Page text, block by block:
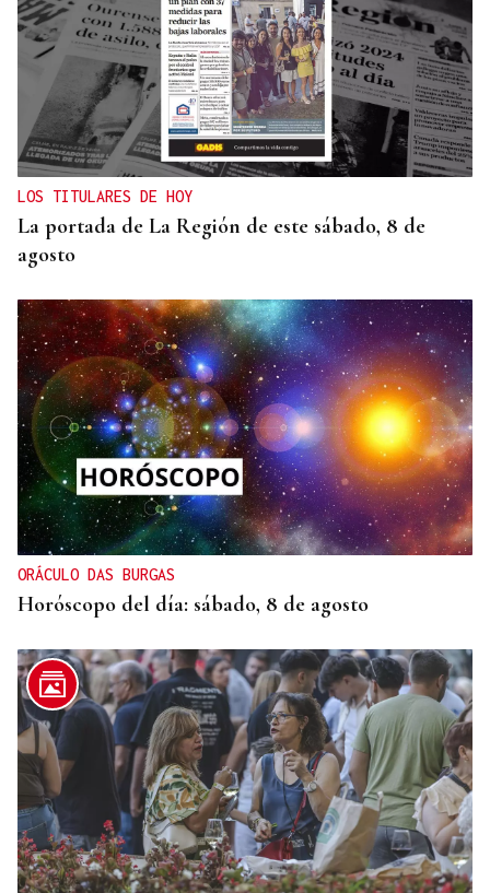
INVESTIGACIÓN
Una nueva tecnología utiliza la IA para optimizar
cultivos
LOS TITULARES DE HOY
La portada de La Región de este sábado, 8 de
agosto
ORÁCULO DAS BURGAS
Horóscopo del día: sábado, 8 de agosto